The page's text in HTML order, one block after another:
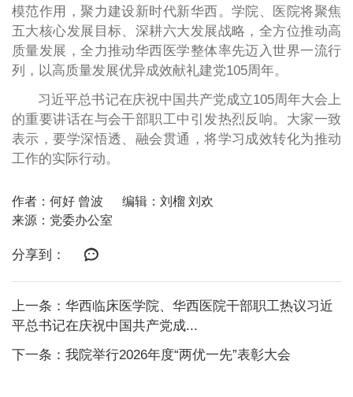
模范作用，聚力建设新时代新华西。学院、医院将聚焦
五大核心发展目标、深耕六大发展战略，全方位推动高
质量发展，全力推动华西医学整体率先迈入世界一流行
列，以高质量发展优异成效献礼建党105周年。
习近平总书记在庆祝中国共产党成立105周年大会上
的重要讲话在与会干部职工中引发热烈反响。大家一致
表示，要学深悟透、融会贯通，将学习成效转化为推动
工作的实际行动。
作者：何好 曾波
编辑：刘榴 刘欢
来源：党委办公室
分享到：
上一条：华西临床医学院、华西医院干部职工热议习近
平总书记在庆祝中国共产党成...
下一条：我院举行2026年度“两优一先”表彰大会